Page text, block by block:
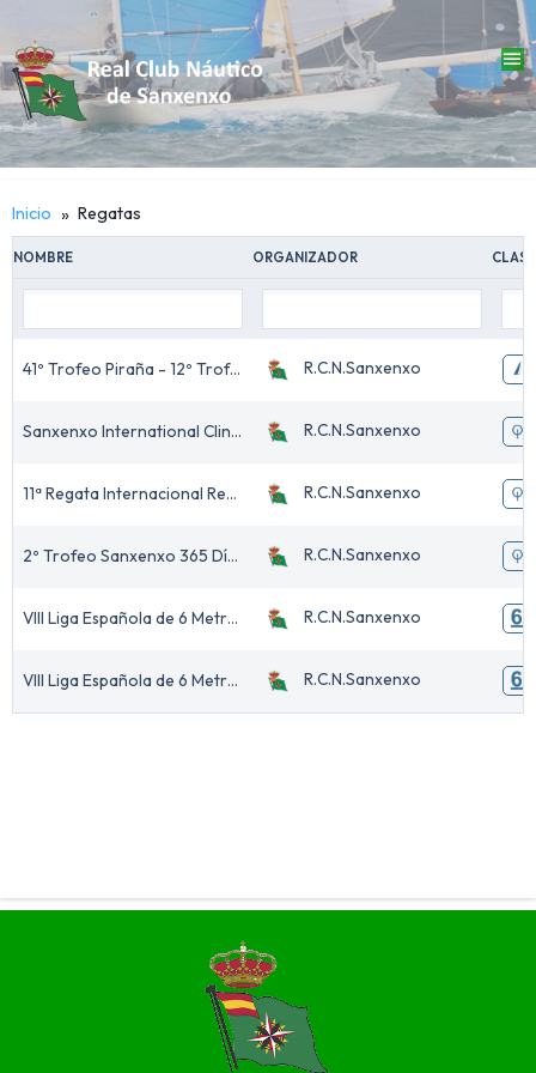
menu
Inicio Regatas
NOMBRE ORGANIZADOR CLASE
41º Trofeo Piraña - 12º Trofeo Luis Malvar R.C.N.Sanxenxo
Sanxenxo International Clinic by 541Top R.C.N.Sanxenxo
11ª Regata Internacional Rey Juan Carlos I - el Corte Inglés Máster R.C.N.Sanxenxo
2º Trofeo Sanxenxo 365 Días - 26º Trofeo S.a.R. Príncipe de Asturias R.C.N.Sanxenxo
VIII Liga Española de 6 Metros y J80 - 6ª Serie 2026 R.C.N.Sanxenxo
VIII Liga Española de 6 Metros y J80 - 7ª Serie 2026 R.C.N.Sanxenxo